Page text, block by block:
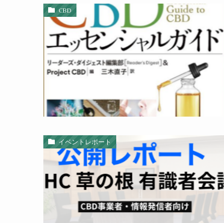
CBD
イベントレポート